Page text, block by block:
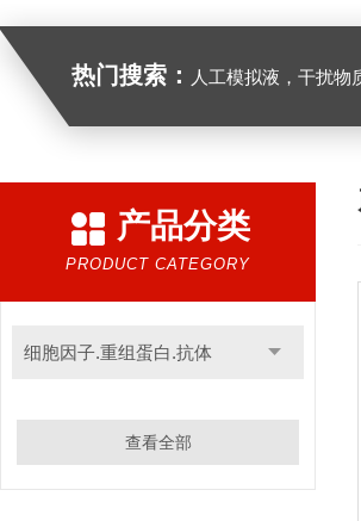
热门搜索： 人工模拟液，干扰物
产品分类
PRODUCT CATEGORY
细胞因子.重组蛋白.抗体
查看全部